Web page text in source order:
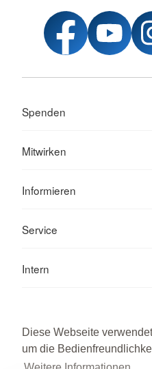
Diese Webseite
um die
Spenden
Mitwirken
Informieren
Service
Intern